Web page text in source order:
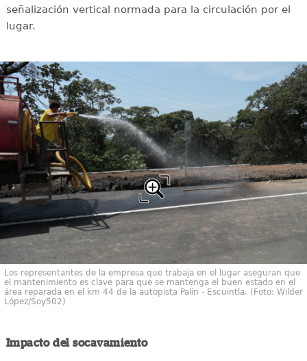
señalización vertical normada para la circulación por el
lugar.
Los representantes de la empresa que trabaja en el lugar aseguran que
el mantenimiento es clave para que se mantenga el buen estado en el
área reparada en el km 44 de la autopista Palín - Escuintla. (Foto: Wilder
López/Soy502)
Impacto del socavamiento